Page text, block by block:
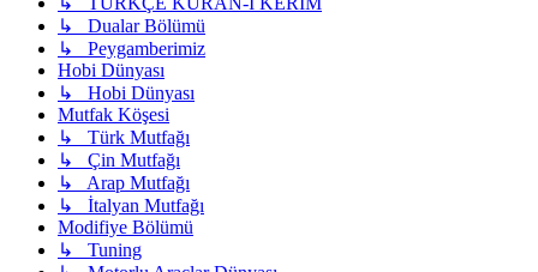
↳ Dualar Bölümü
↳ Peygamberimiz
Hobi Dünyası
↳ Hobi Dünyası
Mutfak Köşesi
↳ Türk Mutfağı
↳ Çin Mutfağı
↳ Arap Mutfağı
↳ İtalyan Mutfağı
Modifiye Bölümü
↳ Tuning